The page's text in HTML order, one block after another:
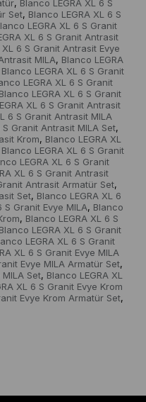
, Blanco LEGRA XL 6 S
Set, Blanco LEGRA XL 6 S
LEGRA XL 6 S Granit
XL 6 S Granit Antrasit
XL 6 S Granit Antrasit Evye
MILA, Blanco LEGRA
Blanco LEGRA XL 6 S Granit
LEGRA XL 6 S Granit
Blanco LEGRA XL 6 S Granit
XL 6 S Granit Antrasit
6 S Granit Antrasit MILA
S Granit Antrasit MILA Set,
Krom, Blanco LEGRA XL
Blanco LEGRA XL 6 S Granit
LEGRA XL 6 S Granit
XL 6 S Granit Antrasit
Antrasit Armatür Set,
Set, Blanco LEGRA XL 6
S Granit Evye MILA, Blanco
, Blanco LEGRA XL 6 S
Blanco LEGRA XL 6 S Granit
LEGRA XL 6 S Granit
XL 6 S Granit Evye MILA
Evye MILA Armatür Set,
Set, Blanco LEGRA XL
XL 6 S Granit Evye Krom
Evye Krom Armatür Set,